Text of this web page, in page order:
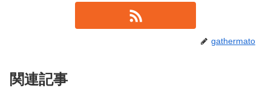
gathermato
関連記事